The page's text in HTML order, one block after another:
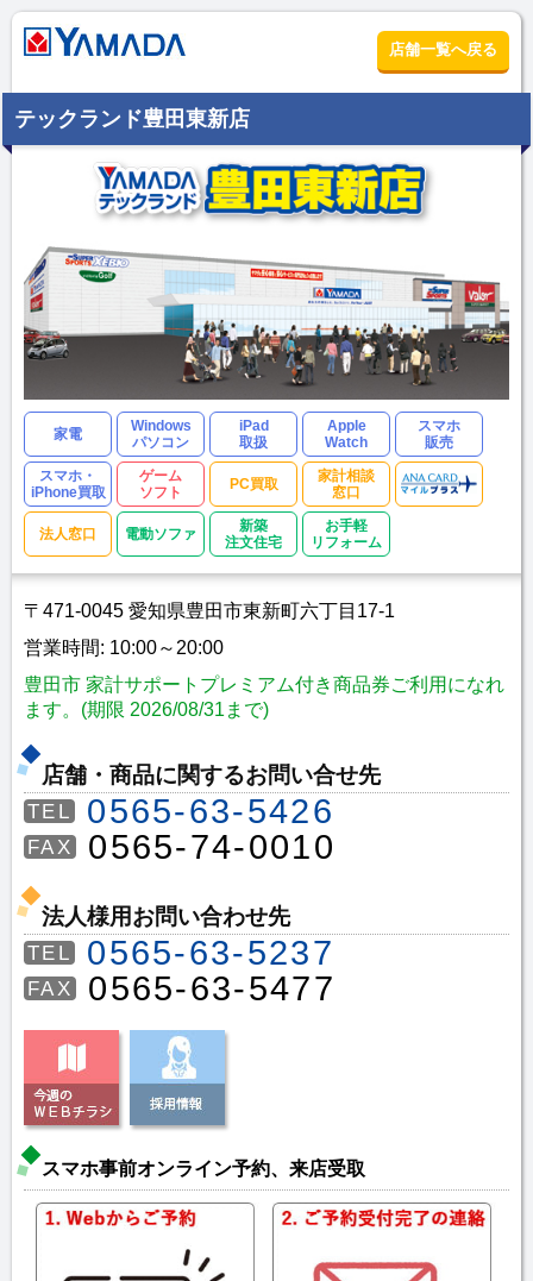
店舗一覧へ戻る
テックランド豊田東新店
家電
Windows
パソコン
iPad
取扱
Apple
Watch
スマホ
販売
スマホ・
iPhone買取
ゲーム
ソフト
PC買取
家計相談
窓口
法人窓口 電動ソファ
新築
注文住宅
お手軽
リフォーム
〒471-0045 愛知県豊田市東新町六丁目17-1
営業時間: 10:00～20:00
豊田市 家計サポートプレミアム付き商品券ご利用になれ
ます。(期限 2026/08/31まで)
店舗・商品に関するお問い合せ先
TEL 0565-63-5426
FAX 0565-74-0010
法人様用お問い合わせ先
TEL 0565-63-5237
FAX 0565-63-5477
スマホ事前オンライン予約、来店受取